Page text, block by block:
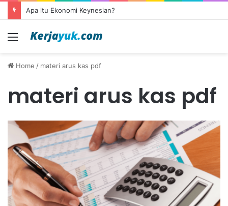
Apa itu Ekonomi Keynesian?
Menu
Home / materi arus kas pdf
materi arus kas pdf